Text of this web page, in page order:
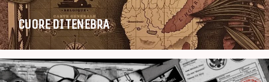
CUORE DI TENEBRA